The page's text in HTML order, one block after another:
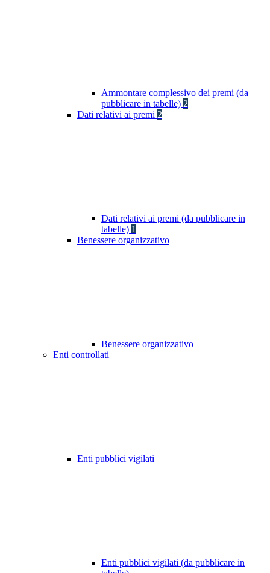
Ammontare complessivo dei premi (da
pubblicare in tabelle) 2
Dati relativi ai premi 2
Dati relativi ai premi (da pubblicare in
tabelle) 1
Benessere organizzativo
Benessere organizzativo
Enti controllati
Enti pubblici vigilati
Enti pubblici vigilati (da pubblicare in